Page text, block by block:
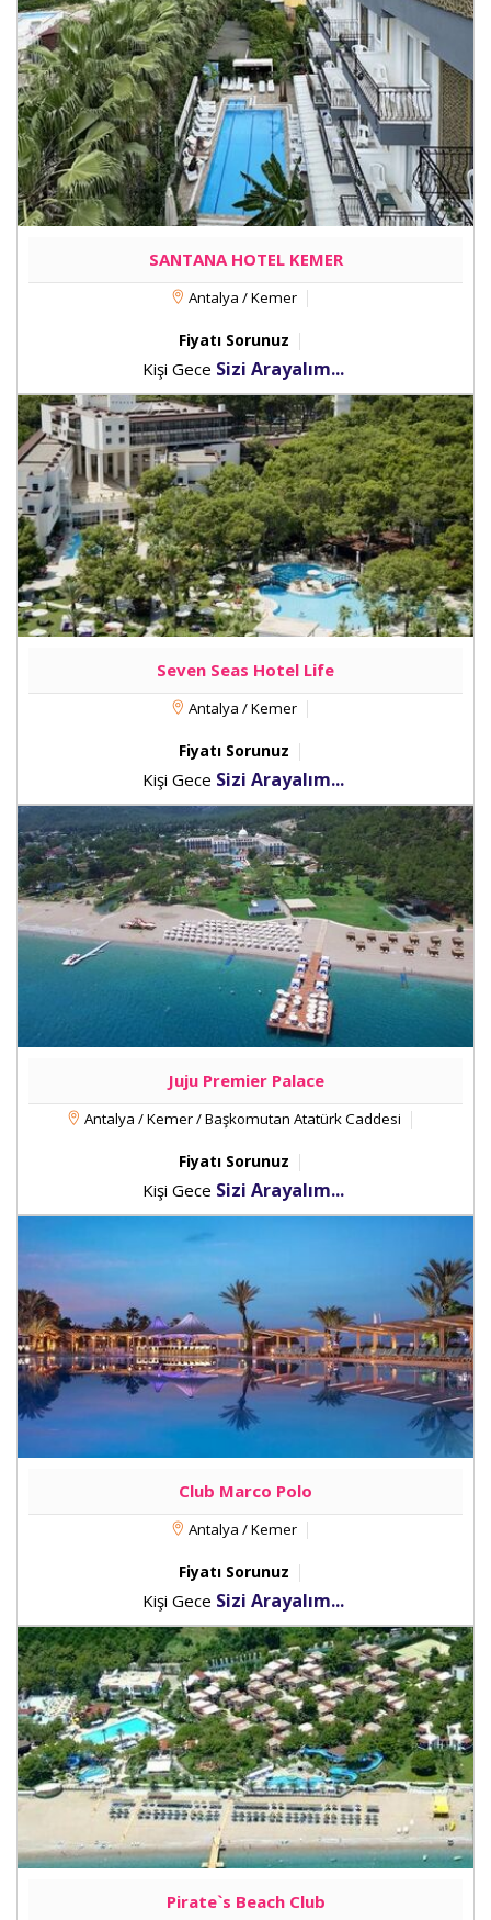
SANTANA HOTEL KEMER
Antalya / Kemer
Fiyatı Sorunuz
Kişi Gece Sizi Arayalım...
Seven Seas Hotel Life
Antalya / Kemer
Fiyatı Sorunuz
Kişi Gece Sizi Arayalım...
Juju Premier Palace
Antalya / Kemer / Başkomutan Atatürk Caddesi
Fiyatı Sorunuz
Kişi Gece Sizi Arayalım...
Club Marco Polo
Antalya / Kemer
Fiyatı Sorunuz
Kişi Gece Sizi Arayalım...
Pirate`s Beach Club